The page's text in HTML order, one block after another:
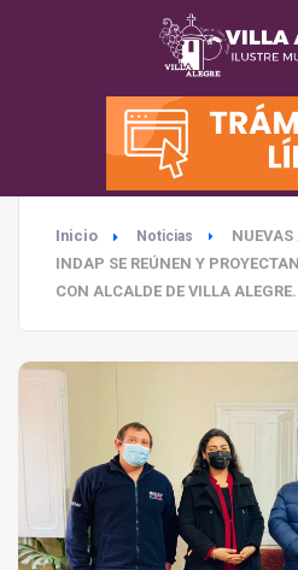
Inicio Noticias
NUEVAS
INDAP SE REÚNEN Y
CON ALCALDE DE VILLA ALEGRE.